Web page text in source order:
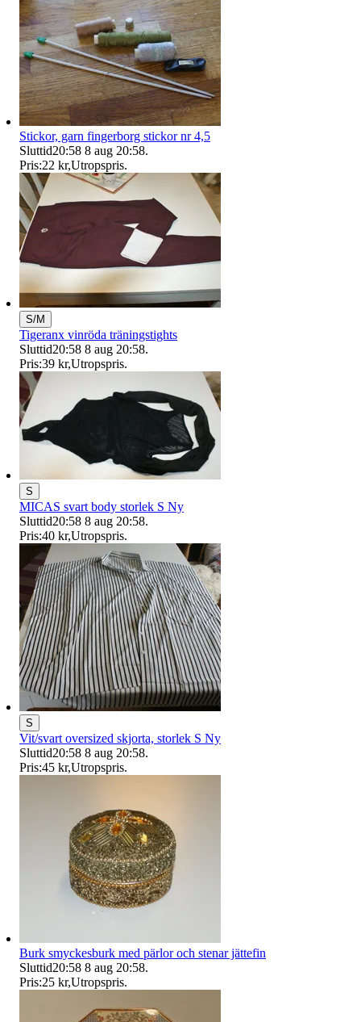
Stickor, garn fingerborg stickor nr 4,5
Sluttid20:58 8 aug 20:58.
Pris:22 kr,Utropspris.
S/M
Tigeranx vinröda träningstights
Sluttid20:58 8 aug 20:58.
Pris:39 kr,Utropspris.
S
MICAS svart body storlek S Ny
Sluttid20:58 8 aug 20:58.
Pris:40 kr,Utropspris.
S
Vit/svart oversized skjorta, storlek S Ny
Sluttid20:58 8 aug 20:58.
Pris:45 kr,Utropspris.
Burk smyckesburk med pärlor och stenar jättefin
Sluttid20:58 8 aug 20:58.
Pris:25 kr,Utropspris.